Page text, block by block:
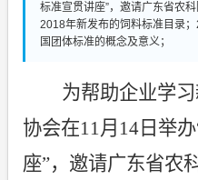
标准宣贯讲座”，邀请广东省农
2018年新发布的饲料标准目录
国团体标准的概念及意义；
为帮助企业学习
协会在11月 14 日举
座”，邀请广东省农